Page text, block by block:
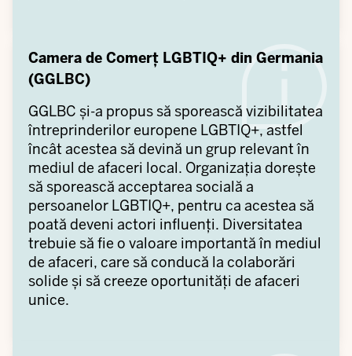
Camera de Comerț LGBTIQ+ din Germania
(GGLBC)
GGLBC și-a propus să sporească vizibilitatea
întreprinderilor europene LGBTIQ+, astfel
încât acestea să devină un grup relevant în
mediul de afaceri local. Organizația dorește
să sporească acceptarea socială a
persoanelor LGBTIQ+, pentru ca acestea să
poată deveni actori influenți. Diversitatea
trebuie să fie o valoare importantă în mediul
de afaceri, care să conducă la colaborări
solide și să creeze oportunități de afaceri
unice.